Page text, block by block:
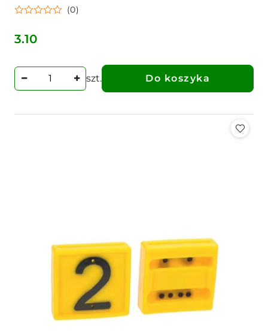
(0)
Cena:
3.10
szt. Do koszyka